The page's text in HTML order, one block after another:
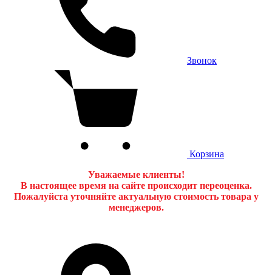
Звонок
Корзина
Уважаемые клиенты!
В настоящее время на сайте происходит переоценка.
Пожалуйста уточняйте актуальную стоимость товара у
менеджеров.